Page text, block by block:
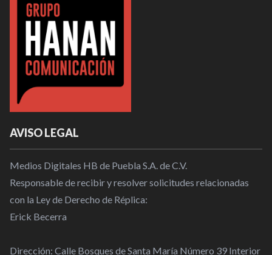
AVISO LEGAL
Medios Digitales HB de Puebla S.A. de C.V.
Responsable de recibir y resolver solicitudes relacionadas
con la Ley de Derecho de Réplica:
Erick Becerra
Dirección: Calle Bosques de Santa María Número 39 Interior